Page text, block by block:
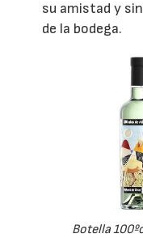
su amistad y
de la bodega.
Botella